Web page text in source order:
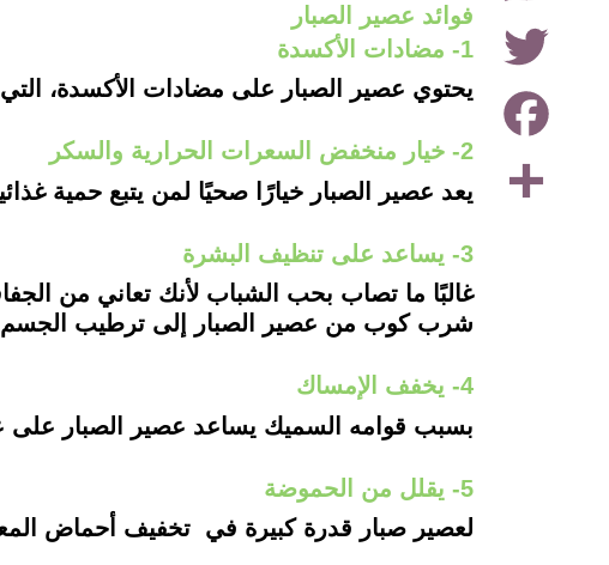
Share
Facebook
Twitter
فوائد عصير الصبار
1- مضادات الأكسدة
يحتوي عصير الصبار على مضادات الأكسدة،
2- خيار منخفض السعرات الحرارية والسكر
يعد عصير الصبار خيارًا صحيًا لمن يتبع حمية
3- يساعد على تنظيف البشرة
غالبًا ما تصاب بحب الشباب لأنك تعاني من
شرب كوب من عصير الصبار إلى ترطيب الجسم
4- يخفف الإمساك
بسبب قوامه السميك يساعد عصير الصبار على
5- يقلل من الحموضة
لعصير صبار قدرة كبيرة في تخفيف أحماض